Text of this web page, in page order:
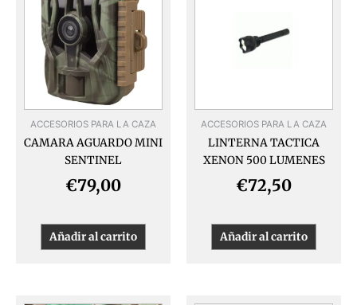
ACCESORIOS PARA LA CAZA
CAMARA AGUARDO MINI
SENTINEL
€79,00
Añadir al carrito
ACCESORIOS PARA LA CAZA
LINTERNA TACTICA
XENON 500 LUMENES
€72,50
Añadir al carrito